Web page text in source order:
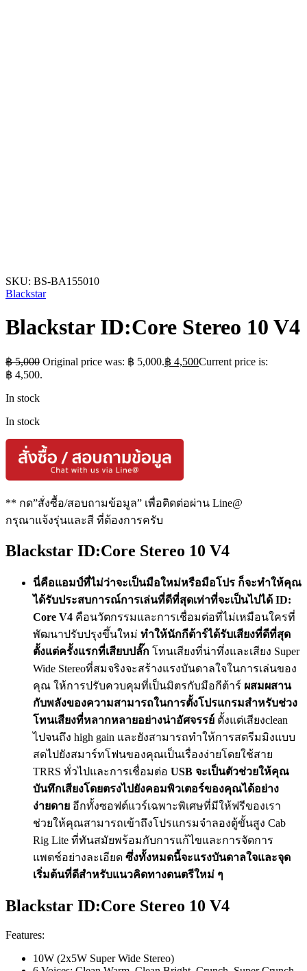
SKU: BS-BA155010
Blackstar
Blackstar ID:Core Stereo 10 V4
฿5,000 Original price was: ฿ 5,000.฿ 4,500Current price is:
฿ 4,500.
In stock
In stock
** กด”สั่งซื้อ/สอบถามข้อมูล” เพื่อติดต่อผ่าน Line@
กรุณาแจ้งรุ่นและสี ที่ต้องการครับ
Blackstar ID:Core Stereo 10 V4
นี่คือแอมป์ที่ไม่ว่าจะเป็นมือใหม่หรือมือโปร ก็จะทำให้คุณ
ได้รับประสบการณ์การเล่นที่ดีที่สุดเท่าที่จะเป็นไปได้ ID:
Core V4 คือนวัตกรรมและการเชื่อมต่อที่ไม่เหมือนใครที่
พัฒนาปรับปรุงขึ้นใหม่ ทำให้นักกีต้าร์ได้รับเสียงที่ดีที่สุด
ตั้งแต่ครั้งแรกที่เสียบปลั๊ก โทนเสียงที่น่าทึ่งและเสียง Super
Wide Stereoที่สมจริงจะสร้างแรงบันดาลใจในการเล่นของ
คุณ ให้การปรับควบคุมที่เป็นมิตรกับมือกีต้าร์ ผสมผสาน
กับพลังของความสามารถในการตั้งโปรแกรมสำหรับช่วง
โทนเสียงที่หลากหลายอย่างน่าอัศจรรย์ ตั้งแต่เสียงclean
ไปจนถึง high gain และยังสามารถทำให้การสตรีมมิงแบบ
สดไปยังสมาร์ทโฟนของคุณเป็นเรื่องง่ายโดยใช้สาย
TRRS ทั่วไปและการเชื่อมต่อ USB จะเป็นตัวช่วยให้คุณ
บันทึกเสียงโดยตรงไปยังคอมพิวเตอร์ของคุณได้อย่าง
ง่ายดาย อีกทั้งซอฟต์แวร์เฉพาะพิเศษที่มีให้ฟรีของเรา
ช่วยให้คุณสามารถเข้าถึงโปรแกรมจำลองตู้ขั้นสูง Cab
Rig Lite ที่ทันสมัยพร้อมกับการแก้ไขและการจัดการ
แพตช์อย่างละเอียด ซึ่งทั้งหมดนี้จะแรงบันดาลใจและจุด
เริ่มต้นที่ดีสำหรับแนวคิดทางดนตรีใหม่ ๆ
Blackstar ID:Core Stereo 10 V4
Features:
10W (2x5W Super Wide Stereo)